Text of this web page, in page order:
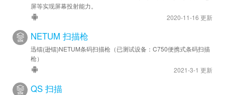
屏等实现屏幕投射能力。
2020-11-16 更新
NETUM 扫描枪
迅镭(逊镭)NETUM条码扫描枪（已测试设备：C750便携式条码扫描
枪）
2021-3-1 更新
QS 扫描